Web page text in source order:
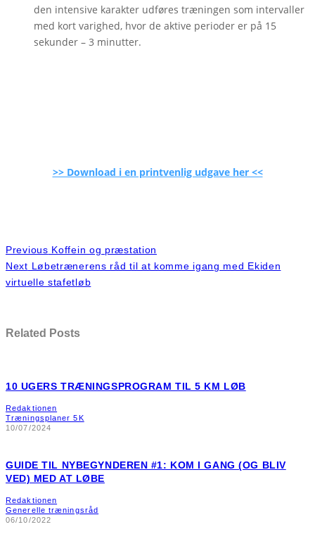
den intensive karakter udføres træningen som intervaller
med kort varighed, hvor de aktive perioder er på 15
sekunder – 3 minutter.
>> Download i en printvenlig udgave her <<
Previous Koffein og præstation
Next Løbetrænerens råd til at komme igang med Ekiden
virtuelle stafetløb
Related Posts
10 UGERS TRÆNINGSPROGRAM TIL 5 KM LØB
Redaktionen
Træningsplaner 5K
10/07/2024
GUIDE TIL NYBEGYNDEREN #1: KOM I GANG (OG BLIV
VED) MED AT LØBE
Redaktionen
Generelle træningsråd
06/10/2022